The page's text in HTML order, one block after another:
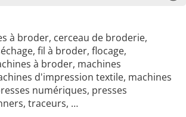
à broder, cerceau de broderie,
fil à broder, flocage,
à broder, machines
d'impression textile, machines
numériques, presses
traceurs, …